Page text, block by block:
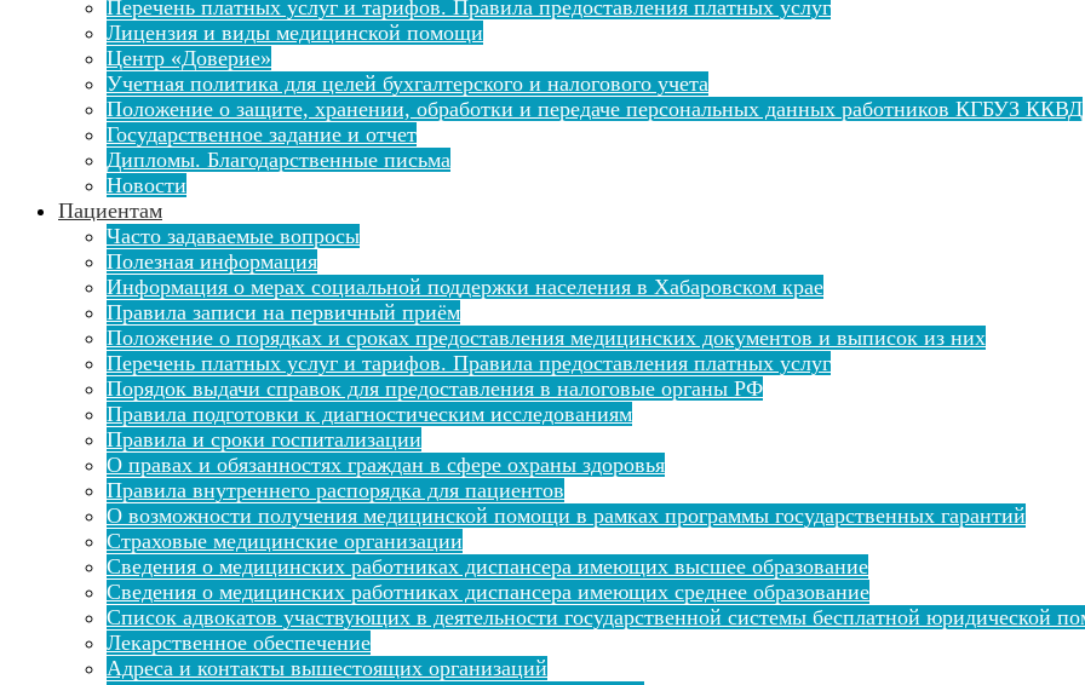
Перечень платных услуг и тарифов. Правила предоставления платных услуг
Лицензия и виды медицинской помощи
Центр «Доверие»
Учетная политика для целей бухгалтерского и налогового учета
Положение о защите, хранении, обработки и передаче персональных данных работников КГБУЗ ККВД
Государственное задание и отчет
Дипломы. Благодарственные письма
Новости
Пациентам
Часто задаваемые вопросы
Полезная информация
Информация о мерах социальной поддержки населения в Хабаровском крае
Правила записи на первичный приём
Положение о порядках и сроках предоставления медицинских документов и выписок из них
Перечень платных услуг и тарифов. Правила предоставления платных услуг
Порядок выдачи справок для предоставления в налоговые органы РФ
Правила подготовки к диагностическим исследованиям
Правила и сроки госпитализации
О правах и обязанностях граждан в сфере охраны здоровья
Правила внутреннего распорядка для пациентов
О возможности получения медицинской помощи в рамках программы государственных гарантий
Страховые медицинские организации
Сведения о медицинских работниках диспансера имеющих высшее образование
Сведения о медицинских работниках диспансера имеющих среднее образование
Список адвокатов участвующих в деятельности государственной системы бесплатной юридической
Лекарственное обеспечение
Адреса и контакты вышестоящих организаций